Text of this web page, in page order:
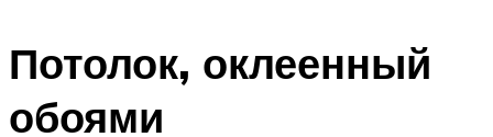
Потолок, оклеенный
обоями